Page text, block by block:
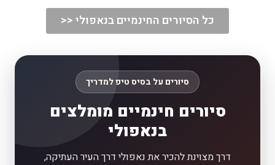
כל הסיורים החינמיים בנאפולי <<
סיורים על בסיס טיפ למדריך
סיורים חינמיים מומלצים
בנאפולי
דרך מצוינת להכיר את נאפולי דרך העיר העתיקה,